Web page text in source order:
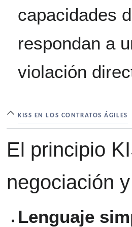
capacidades
respondan a
violación
KISS EN LOS CONTRATOS ÁGILES
El principio
negociación
Lenguaje